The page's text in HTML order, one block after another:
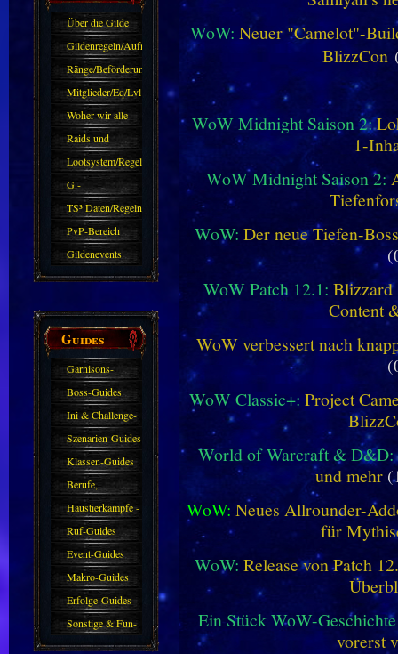
Über die Gilde
(DAW)
Gildenregeln/Aufnahme
Ränge/Beförderungen
Mitglieder/Eq/Lvl
Woher wir alle
kommen.
Raids und
Zubehör
Lootsystem/Regeln
G.-
Sparkasse/Goldleihen
TS³ Daten/Regeln
PvP-Bereich
Gildenevents
Guides
Garnisons-
Guides
Boss-Guides
Ini & Challenge-
Guides
Szenarien-Guides
Klassen-Guides
Berufe,
Farmkarten und
Haustiere
Haustierkämpfe -
Guide
Ruf-Guides
Event-Guides
Makro-Guides
Erfolge-Guides
Sonstige & Fun-
Guides
WoW: Neuer "Camelot"-
BlizzCon
WoW Midnight Saison 2:
1-
WoW Midnight Saison 2:
WoW: Der neue Tiefen-
WoW Patch 12.1: Blizzard
Content
WoW verbessert nach
WoW Classic+: Project
World of Warcraft & D&D:
und mehr
WoW: Neues Allrounder-
für
WoW: Release von Patch
Ein Stück WoW-
vorerst